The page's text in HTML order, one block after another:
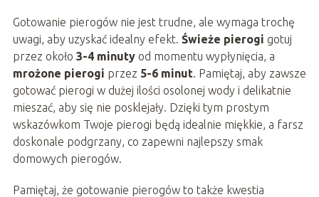
Gotowanie pierogów nie jest trudne, ale wymaga trochę
uwagi, aby uzyskać idealny efekt. Świeże pierogi gotuj
przez około 3-4 minutyod momentu wypłynięcia, a
mrożone pierogi przez 5-6 minut . Pamiętaj, aby zawsze
gotować pierogi w dużej ilości osolonej wody i delikatnie
mieszać, aby się nie posklejały. Dzięki tym prostym
wskazówkom Twoje pierogi będą idealnie miękkie, a farsz
doskonale podgrzany, co zapewni najlepszy smak
domowych pierogów.
Pamiętaj, że gotowanie pierogów to także kwestia